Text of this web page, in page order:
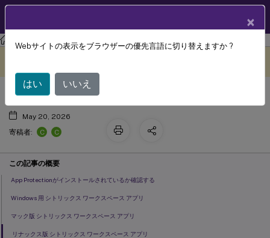
Citrix Workspaceアプリ
トラブルシューティング
May 20, 2026
寄稿者:
C C
この記事の概要
App Protectionがインストールされているか確認する
Windows 用 シトリックス ワークスペース アプリ
マック版 シトリックス ワークスペース アプリ
リナックス版 シトリックス ワークスペース アプリ
×
Webサイトの表示をブラウザーの優先言語に切り替えますか ?
はい いいえ